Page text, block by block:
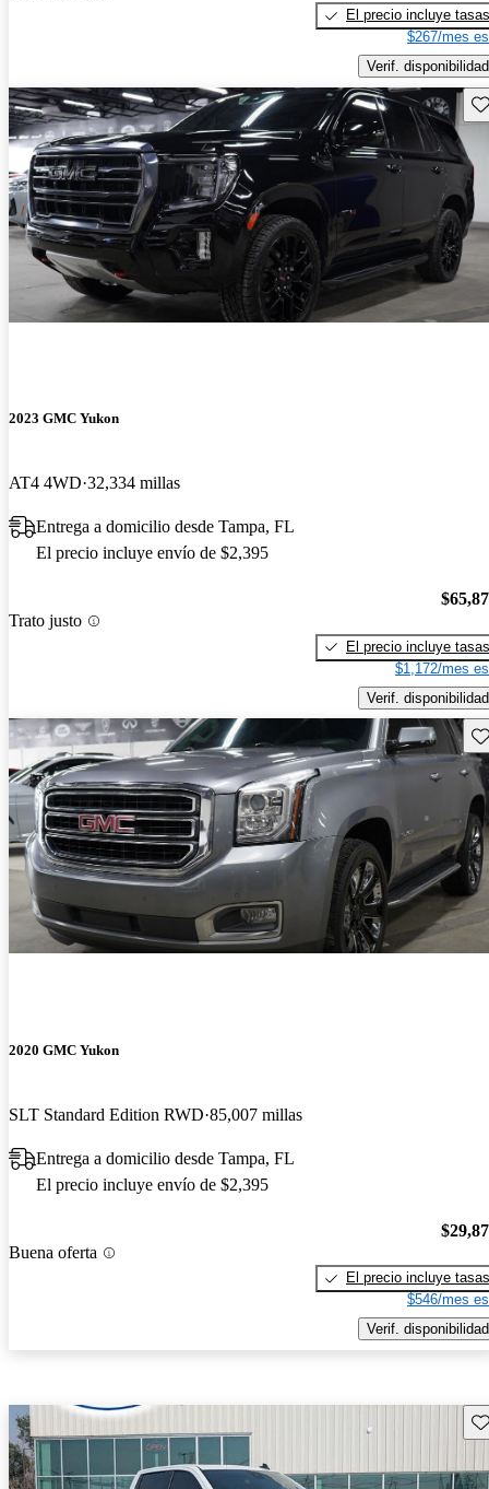
El precio incluye tasas
$267/mes
Verif. disponibilidad
2023 GMC Yukon
AT4 4WD 32,334 millas
Entrega a domicilio desde Tampa, FL
El precio incluye envío de $2,395
Trato justo
El precio incluye tasas
$1,172/mes
Verif. disponibilidad
2020 GMC Yukon
SLT Standard Edition RWD 85,007 millas
Entrega a domicilio desde Tampa, FL
El precio incluye envío de $2,395
Buena oferta
El precio incluye tasas
$546/mes
Verif. disponibilidad